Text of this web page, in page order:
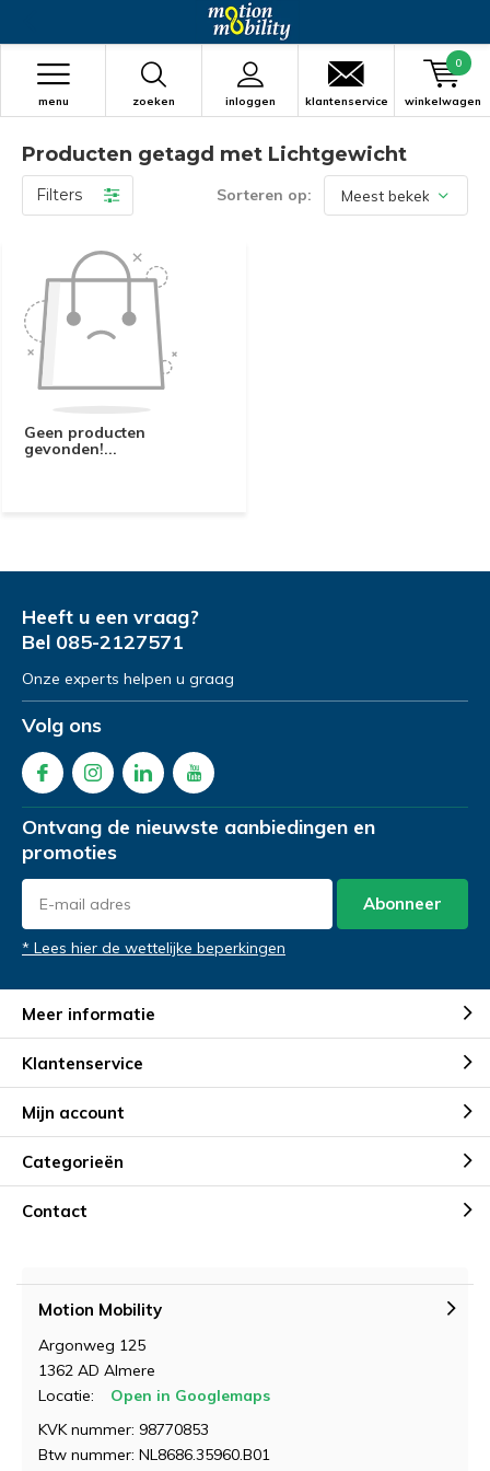
zoeken inloggen
menu klantenservice winkelwagen
0
Producten getagd met Lichtgewicht
Filters Sorteren op:
Geen producten
gevonden!...
Heeft u een vraag?
Bel 085-2127571
Onze experts helpen u graag
Volg ons
Ontvang de nieuwste aanbiedingen en
promoties
Abonneer
* Lees hier de wettelijke beperkingen
Meer informatie
Klantenservice
Mijn account
Categorieën
Contact
Motion Mobility
Argonweg 125
1362 AD Almere
Locatie:
Open in Googlemaps
KVK nummer: 98770853
Btw nummer: NL8686.35960.B01